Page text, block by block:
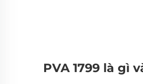
PVA 1799 là gì